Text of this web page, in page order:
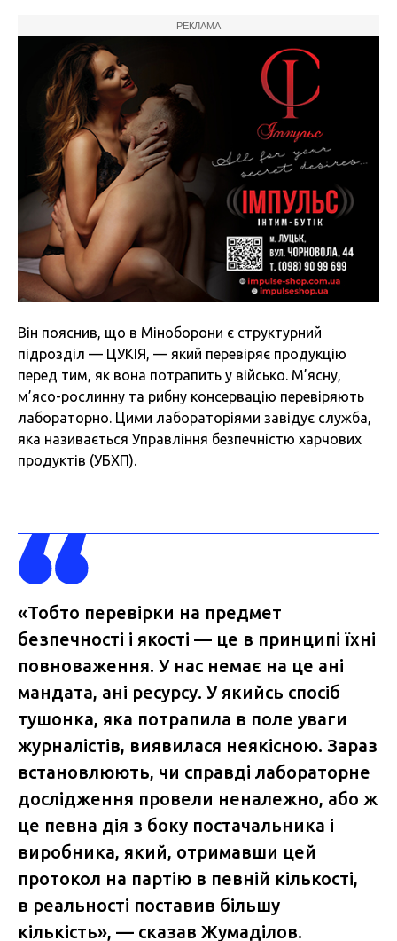
РЕКЛАМА
Він пояснив, що в Міноборони є структурний
підрозділ — ЦУКІЯ, — який перевіряє продукцію
перед тим, як вона потрапить у військо. М’ясну,
м’ясо-рослинну та рибну консервацію перевіряють
лабораторно. Цими лабораторіями завідує служба,
яка називається Управління безпечністю харчових
продуктів (УБХП).
«Тобто перевірки на предмет
безпечності і якості — це в принципі їхні
повноваження. У нас немає на це ані
мандата, ані ресурсу. У якийсь спосіб
тушонка, яка потрапила в поле уваги
журналістів, виявилася неякісною. Зараз
встановлюють, чи справді лабораторне
дослідження провели неналежно, або ж
це певна дія з боку постачальника і
виробника, який, отримавши цей
протокол на партію в певній кількості,
в реальності поставив більшу
кількість», — сказав Жумаділов.